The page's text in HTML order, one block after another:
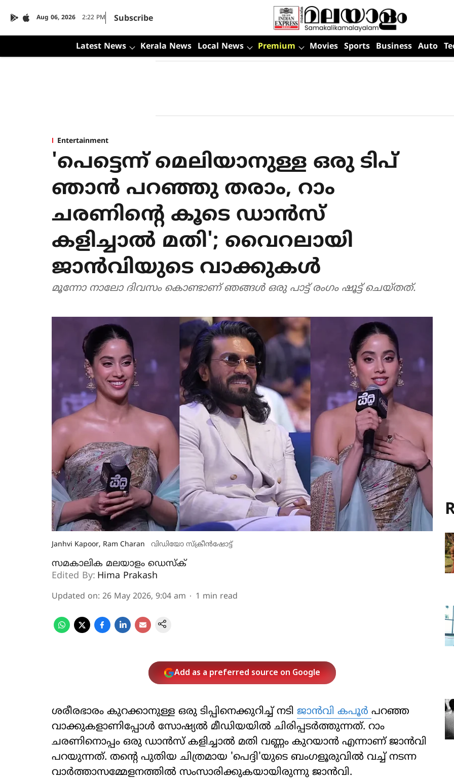
Aug 06, 2026 2:22 PM Subscribe
Latest News Kerala News Local News Premium Movies Sports Business Auto
Entertainment
'പെട്ടെന്ന് മെലിയാനുള്ള ഒരു ടിപ്
ഞാൻ പറഞ്ഞു തരാം, റാം
ചരണിന്റെ കൂടെ ഡാൻസ്
കളിച്ചാൽ മതി'; വൈറലായി
ജാൻവിയുടെ വാക്കുകൾ
മൂന്നോ നാലോ ദിവസം കൊണ്ടാണ് ഞങ്ങൾ ഒരു പാട്ട് രം​ഗം ഷൂട്ട് ചെയ്തത്.
Janhvi Kapoor, Ram Charan വിഡിയോ സ്ക്രീൻഷോട്ട്
സമകാലിക മലയാളം ഡെസ്ക്
Edited By: Hima Prakash
Updated on: 26 May 2026, 9:04 am 1 min read
Add as a preferred source on Google
ശരീരഭാരം കുറക്കാനുള്ള ഒരു ടിപ്പിനെക്കുറിച്ച് നടി ജാൻവി കപൂർ പറഞ്ഞ
വാക്കുകളാണിപ്പോൾ സോഷ്യൽ മീഡിയയിൽ ചിരിപ്പടർത്തുന്നത്. റാം
ചരണിനൊപ്പം ഒരു ഡാൻസ് കളിച്ചാൽ മതി വണ്ണം കുറയാൻ എന്നാണ് ജാൻവി
പറയുന്നത്. തന്റെ പുതിയ ചിത്രമായ 'പെദ്ദി'യുടെ ബം​ഗളൂരുവിൽ വച്ച് നടന്ന
വാർത്താസമ്മേളനത്തിൽ സംസാരിക്കുകയായിരുന്നു ജാൻവി.